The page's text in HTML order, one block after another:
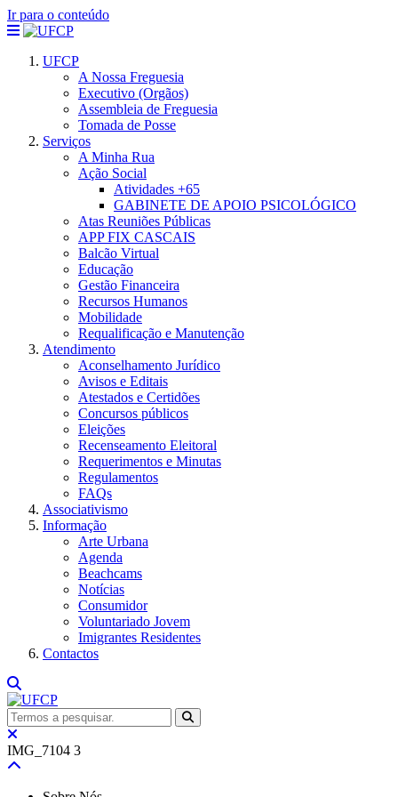
Ir para o conteúdo
UFCP
A Nossa Freguesia
Executivo (Orgãos)
Assembleia de Freguesia
Tomada de Posse
Serviços
A Minha Rua
Ação Social
Atividades +65
GABINETE DE APOIO PSICOLÓGICO
Atas Reuniões Públicas
APP FIX CASCAIS
Balcão Virtual
Educação
Gestão Financeira
Recursos Humanos
Mobilidade
Requalificação e Manutenção
Atendimento
Aconselhamento Jurídico
Avisos e Editais
Atestados e Certidões
Concursos públicos
Eleições
Recenseamento Eleitoral
Requerimentos e Minutas
Regulamentos
FAQs
Associativismo
Informação
Arte Urbana
Agenda
Beachcams
Notícias
Consumidor
Voluntariado Jovem
Imigrantes Residentes
Contactos
IMG_7104 3